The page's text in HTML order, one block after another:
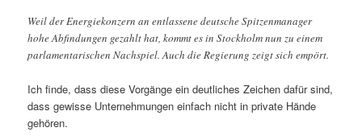
Weil der Energiekonzern an entlassene deutsche Spitzenmanager
hohe Abfindungen gezahlt hat, kommt es in Stockholm nun zu einem
parlamentarischen Nachspiel. Auch die Regierung zeigt sich empört.
Ich finde, dass diese Vorgänge ein deutliches Zeichen dafür sind,
dass gewisse Unternehmungen einfach nicht in private Hände
gehören.